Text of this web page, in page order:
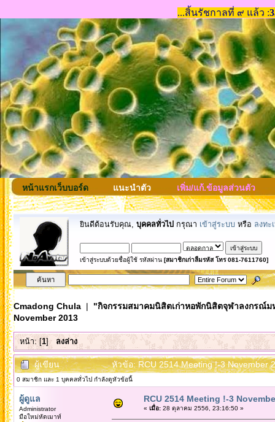
หน้าแรกเว็บบอร์ด แนะนำตัว เพิ่ม/แก้.ข้อมูลส่วนตัว
ยินดีต้อนรับคุณ, บุคคลทั่วไป กรุณา เข้าสู่ระบบ หรือ ลงทะ
เข้าสู่ระบบด้วยชื่อผู้ใช้ รหัสผ่าน [สมาชิกเก่าลืมรหัส โทร 081-7611760]
Cmadong Chula| "กิจกรรมสมาคมนิสิตเก่าหอพักนิสิตจุฬาลงกรณ์ม
November 2013
หน้า: [1] ลงล่าง
ผู้เขียน หัวข้อ: RCU 2514 Meeting !-3 November
0 สมาชิก และ 1 บุคคลทั่วไป กำลังดูหัวข้อนี้
ผู้ดูแล
Administrator
มือใหม่หัดเมาท์
RCU 2514 Meeting !-3
« เมื่อ:28 ตุลาคม 2556, 23:16:50 »